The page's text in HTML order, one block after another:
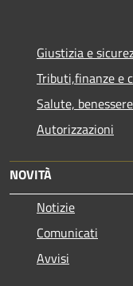
Giustizia e
Tributi,finanze e
Salute,
Autorizzazioni
NOVITÀ
Notizie
Comunicati
Avvisi